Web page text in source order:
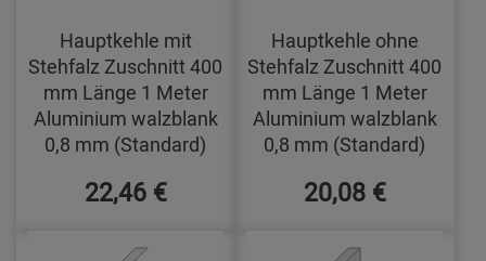
Hauptkehle mit
Stehfalz Zuschnitt 400
mm Länge 1 Meter
Aluminium walzblank
0,8 mm (Standard)
22,46 €
Hauptkehle ohne
Stehfalz Zuschnitt 400
mm Länge 1 Meter
Aluminium walzblank
0,8 mm (Standard)
20,08 €